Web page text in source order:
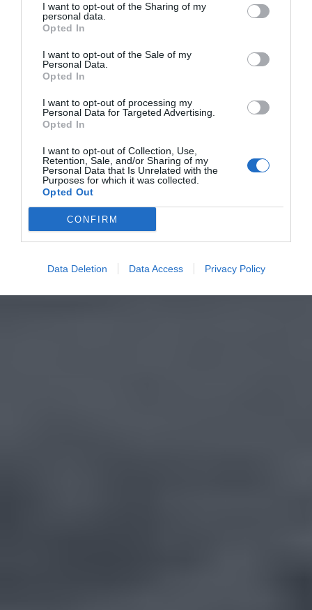
I want to opt-out of the Sharing of my
personal data.
Opted In
I want to opt-out of the Sale of my
Personal Data.
Opted In
I want to opt-out of processing my
Personal Data for Targeted Advertising.
Opted In
I want to opt-out of Collection, Use,
Retention, Sale, and/or Sharing of my
Personal Data that Is Unrelated with the
Purposes for which it was collected.
Opted Out
CONFIRM
Data Deletion Data Access Privacy Policy